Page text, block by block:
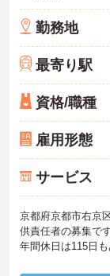
勤務地
最寄り駅
資格/職種
雇用形態
サービス
京都府京都市右京
供責任者の募集です
年間休日は115日